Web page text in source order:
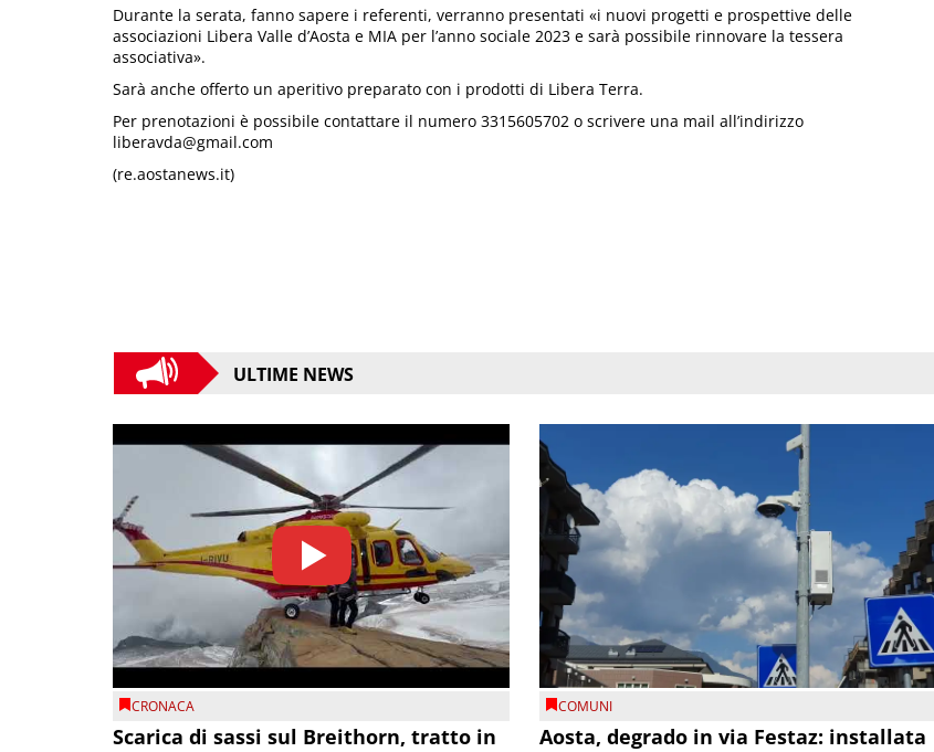
Durante la serata, fanno sapere i referenti, verranno presentati «i nuovi progetti e prospettive delle
associazioni Libera Valle d’Aosta e MIA per l’anno sociale 2023 e sarà possibile rinnovare la tessera
associativa».
Sarà anche offerto un aperitivo preparato con i prodotti di Libera Terra.
Per prenotazioni è possibile contattare il numero 3315605702 o scrivere una mail all’indirizzo
liberavda@gmail.com
(re.aostanews.it)
ULTIME NEWS
CRONACA
Scarica di sassi sul Breithorn, tratto in
COMUNI
Aosta, degrado in via Festaz: installata